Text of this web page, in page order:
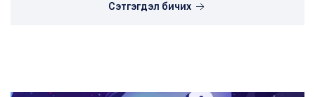
Сэтгэгдэл бичих